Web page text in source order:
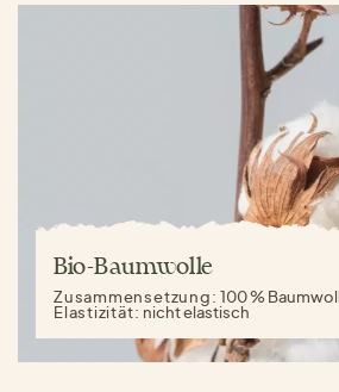
Bio-Baumwolle
Zusammensetzung:100 %
Elastizität: nicht elastisch